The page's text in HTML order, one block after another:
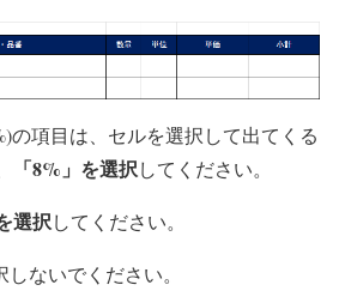
の項目は、セルを選択して出てくる
「8%」を選択してください。
選択してください。
ないでください。